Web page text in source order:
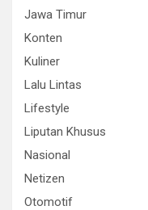
Jawa Timur
Konten
Kuliner
Lalu Lintas
Lifestyle
Liputan Khusus
Nasional
Netizen
Otomotif